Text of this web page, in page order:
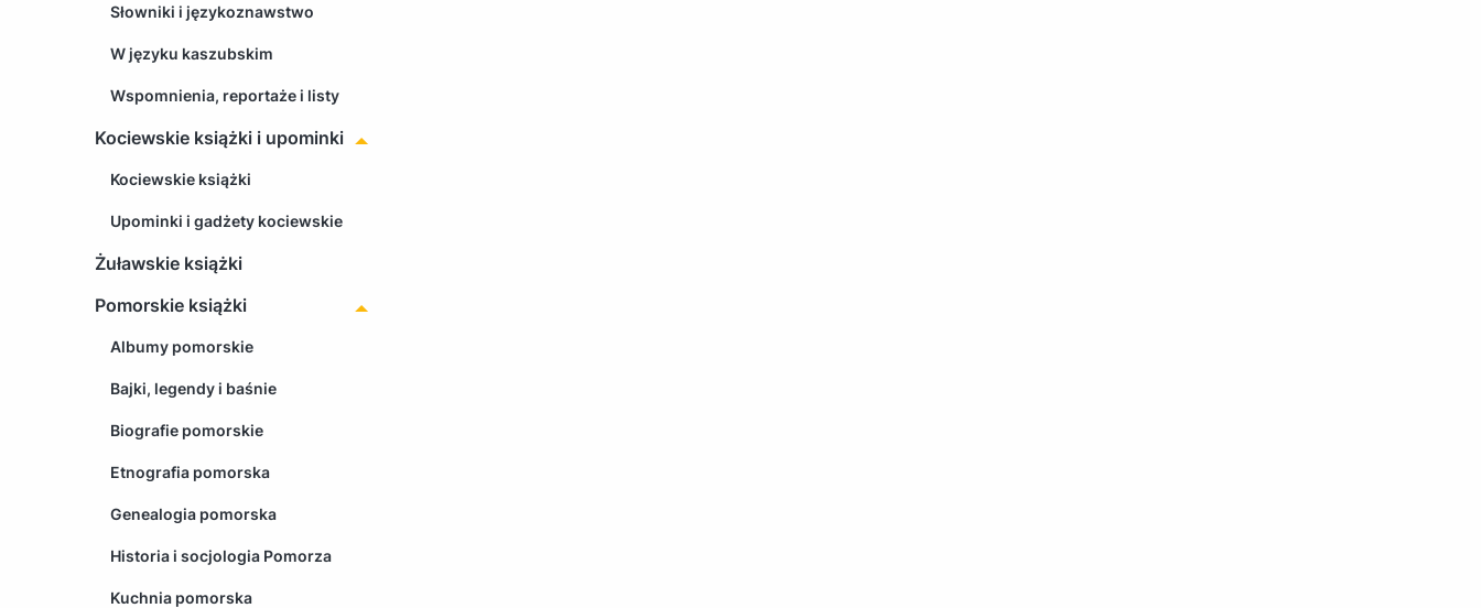
Słowniki i językoznawstwo
W języku kaszubskim
Wspomnienia, reportaże i listy
Kociewskie książki i upominki
Kociewskie książki
Upominki i gadżety kociewskie
Żuławskie książki
Pomorskie książki
Albumy pomorskie
Bajki, legendy i baśnie
Biografie pomorskie
Etnografia pomorska
Genealogia pomorska
Historia i socjologia Pomorza
Kuchnia pomorska